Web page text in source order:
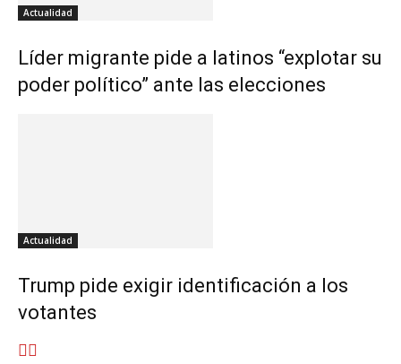
Actualidad
Líder migrante pide a latinos “explotar su
poder político” ante las elecciones
Actualidad
Trump pide exigir identificación a los
votantes